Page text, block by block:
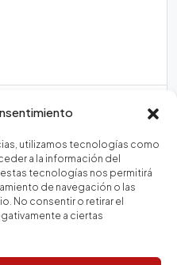
utilizamos tecnologías como
a la información del
tecnologías nos permitirá
de navegación o las
No consentir o retirar el
a ciertas